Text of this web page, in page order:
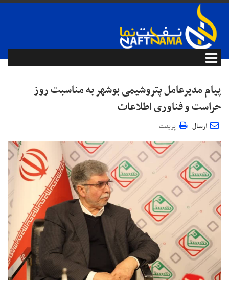
پیام مدیرعامل پتروشیمی بوشهر به مناسبت روز
حراست و فناوری اطلاعات
ارسال پرینت